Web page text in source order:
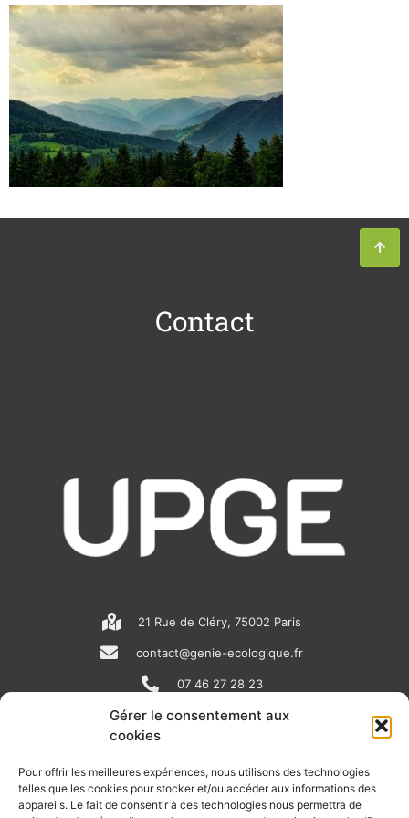
Gérer le consentement aux
cookies
Pour offrir les meilleures expériences, nous utilisons des technologies
telles que les cookies pour stocker et/ou accéder aux informations des
appareils. Le fait de consentir à ces technologies nous permettra de
Contact
21 Rue de Cléry, 75002 Paris
contact@genie-ecologique.fr
07 46 27 28 23
N
e
w
i
n
o
u